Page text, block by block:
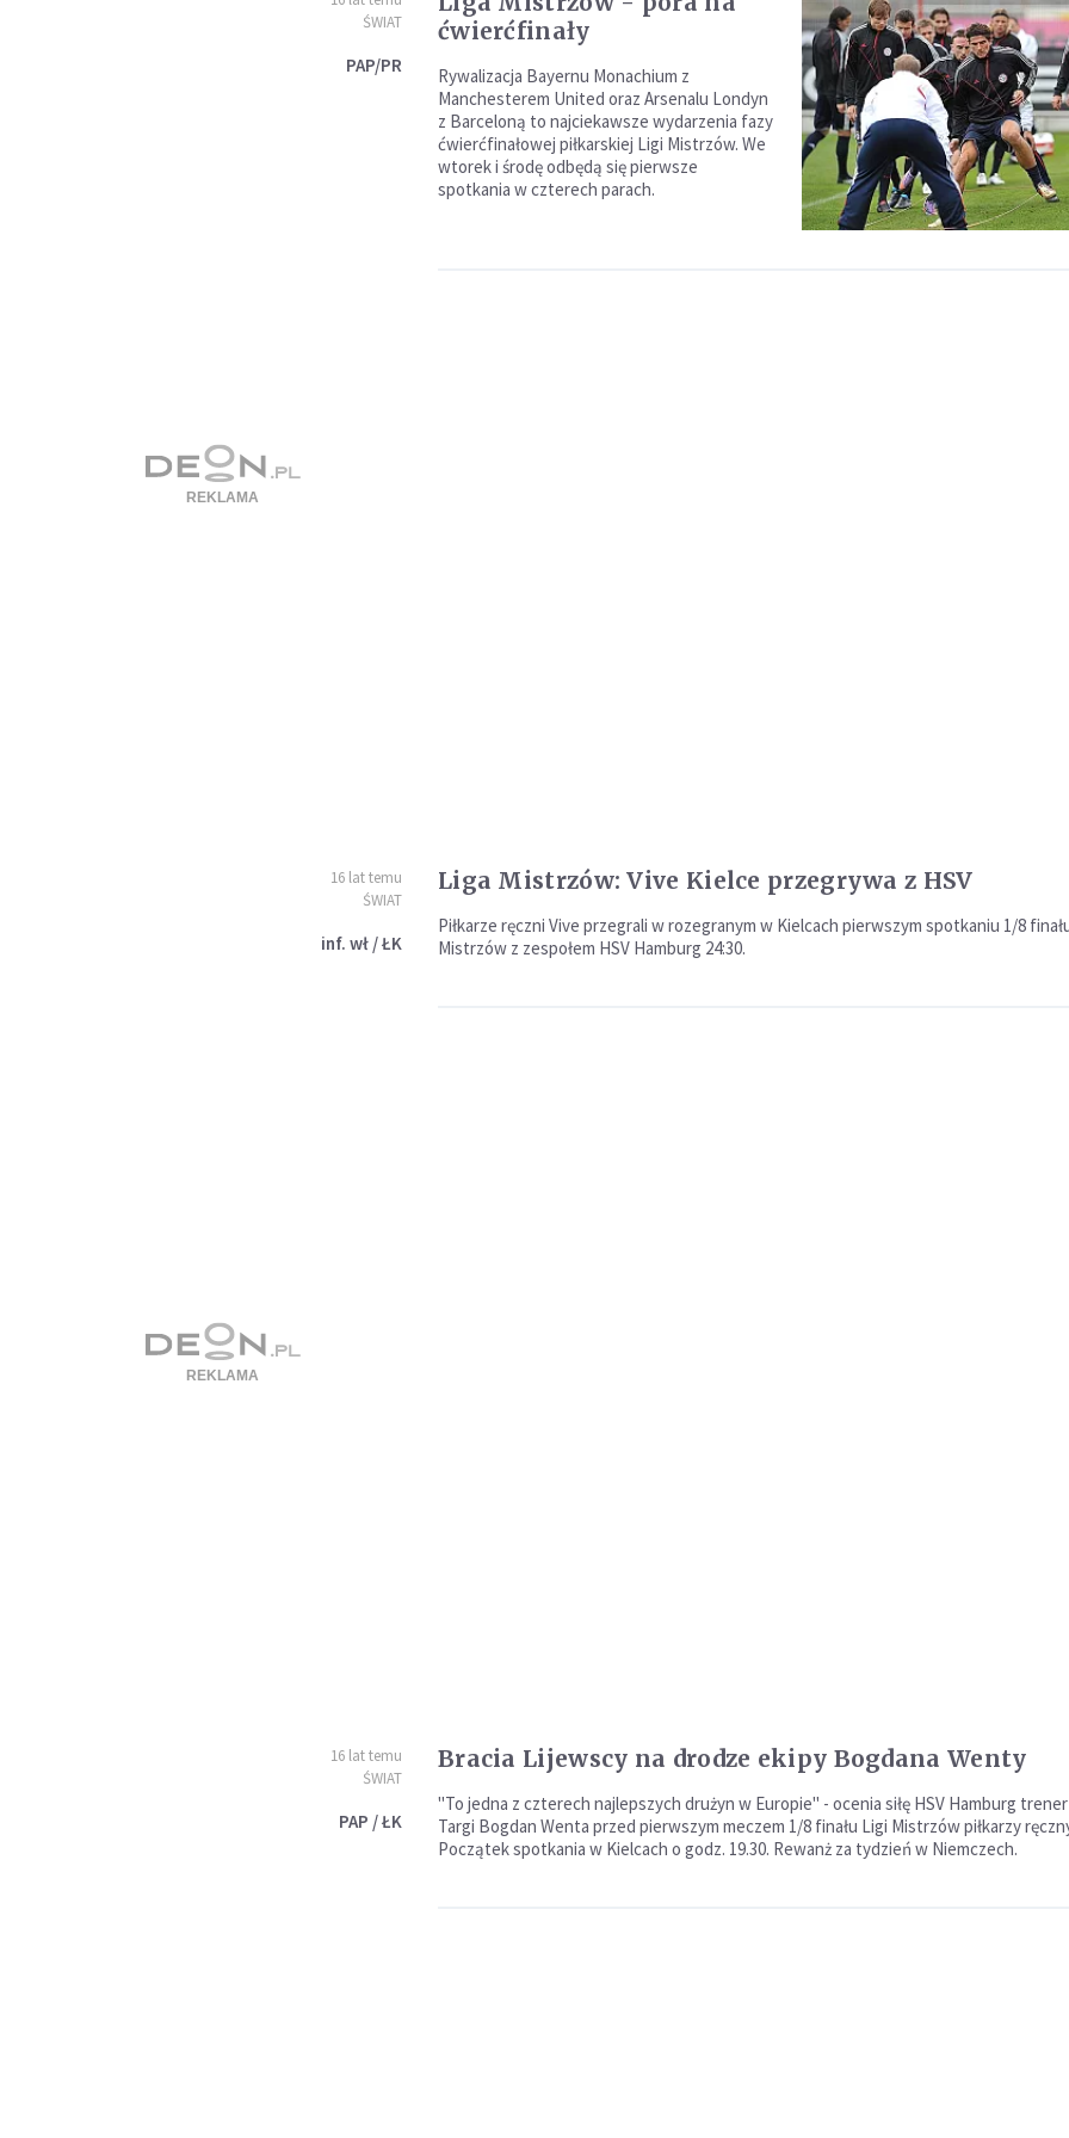
ŚWIAT
PAP/PR
ćwierćfinały
Rywalizacja Bayernu Monachium z
Manchesterem United oraz Arsenalu Londyn
z Barceloną to najciekawsze wydarzenia fazy
ćwierćfinałowej piłkarskiej Ligi Mistrzów. We
wtorek i środę odbędą się pierwsze
spotkania w czterech parach.
16 lat temu
ŚWIAT
inf. wł / ŁK
Liga Mistrzów: Vive Kielce przegrywa z HSV
Piłkarze ręczni Vive przegrali w rozegranym w Kielcach pierwszym spotkaniu 1/8
Mistrzów z zespołem HSV Hamburg 24:30.
16 lat temu
ŚWIAT
PAP / ŁK
Bracia Lijewscy na drodze ekipy Bogdana Wenty
"To jedna z czterech najlepszych drużyn w Europie" - ocenia siłę HSV Hamburg
Targi Bogdan Wenta przed pierwszym meczem 1/8 finału Ligi Mistrzów piłkarzy
Początek spotkania w Kielcach o godz. 19.30. Rewanż za tydzień w Niemczech.